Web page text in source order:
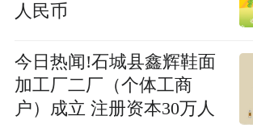
人民币
今日热闻!石城县鑫辉鞋面
加工厂二厂（个体工商
户）成立 注册资本30万人